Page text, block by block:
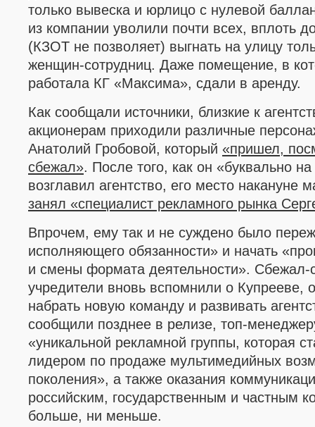
только вывеска и юрлицо с нулевой
из компании уволили почти всех, вплоть
(КЗОТ не позволяет) выгнать на улицу
женщин-сотрудниц. Даже помещение, в
работала КГ «Максима», сдали в аренду.
Как сообщали источники, близкие к
акционерам приходили различные
Анатолий Гробовой, который «пришел,
сбежал». После того, как он «буквально
возглавил агентство, его место накануне
занял «специалист рекламного рынка
Впрочем, ему так и не суждено было
исполняющего обязанности» и начать
и смены формата деятельности». Сбежал-
учредители вновь вспомнили о Купрееве,
набрать новую команду и развивать
сообщили позднее в релизе, топ-
«уникальной рекламной группы, которая
лидером по продаже мультимедийных
поколения», а также оказания
российским, государственным и частным
больше, ни меньше.